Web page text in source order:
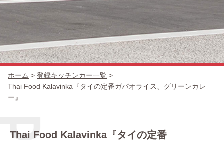
出店場所
ホーム > 登録キッチンカー一覧 >
Thai Food Kalavinka『タイの定番ガパオライス、グリーンカレ
ー』
Thai Food Kalavinka『タイの定番